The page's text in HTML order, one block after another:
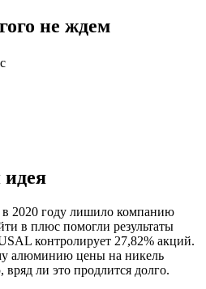
не ждем
2020 году лишило компанию
в плюс помогли результаты
контролирует 27,82% акций.
алюминию цены на никель
ли это продлится долго.